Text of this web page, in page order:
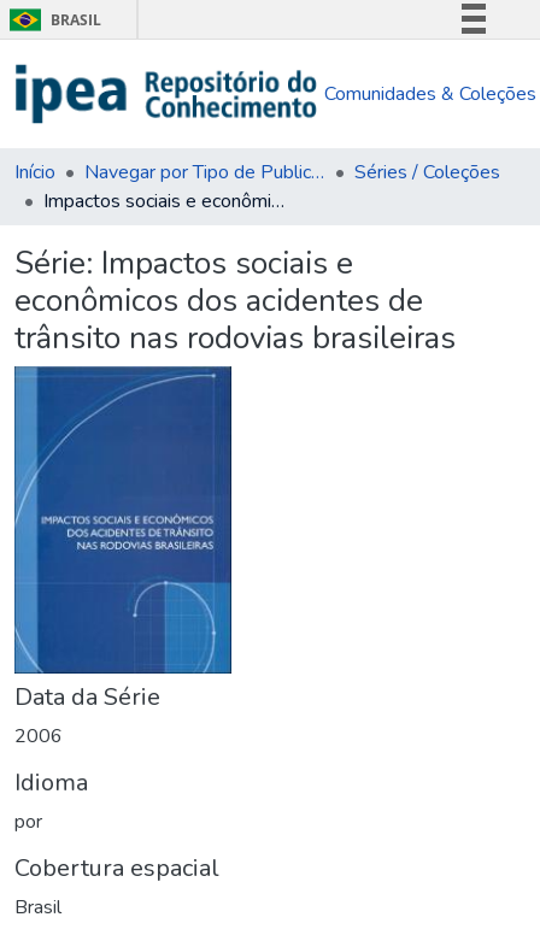
BRASIL
Comunica BR
Acesso à informação
Comunidades & Coleções
Início Navegar por Tipo de Publicação
Séries / Coleções
Impactos sociais e econômicos dos acidentes de trânsito nas rodovias brasileiras
Série: Impactos sociais e
econômicos dos acidentes de
trânsito nas rodovias brasileiras
Data da Série
2006
Idioma
por
Cobertura espacial
Brasil